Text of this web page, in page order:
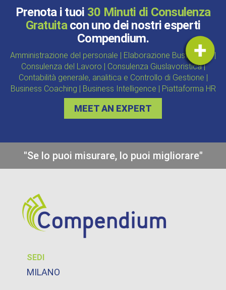
Prenota i tuoi 30 Minuti di Consulenza
Gratuitacon uno dei nostri esperti
Compendium.
Amministrazione del personale | Elaborazione Buste paga |
Consulenza del Lavoro | Consulenza Giuslavoristica |
Contabilità generale, analitica e Controllo di Gestione |
Business Coaching | Business Intelligence | Piattaforma HR
MEET AN EXPERT
"Se lo puoi misurare, lo puoi migliorare"
SEDI
MILANO